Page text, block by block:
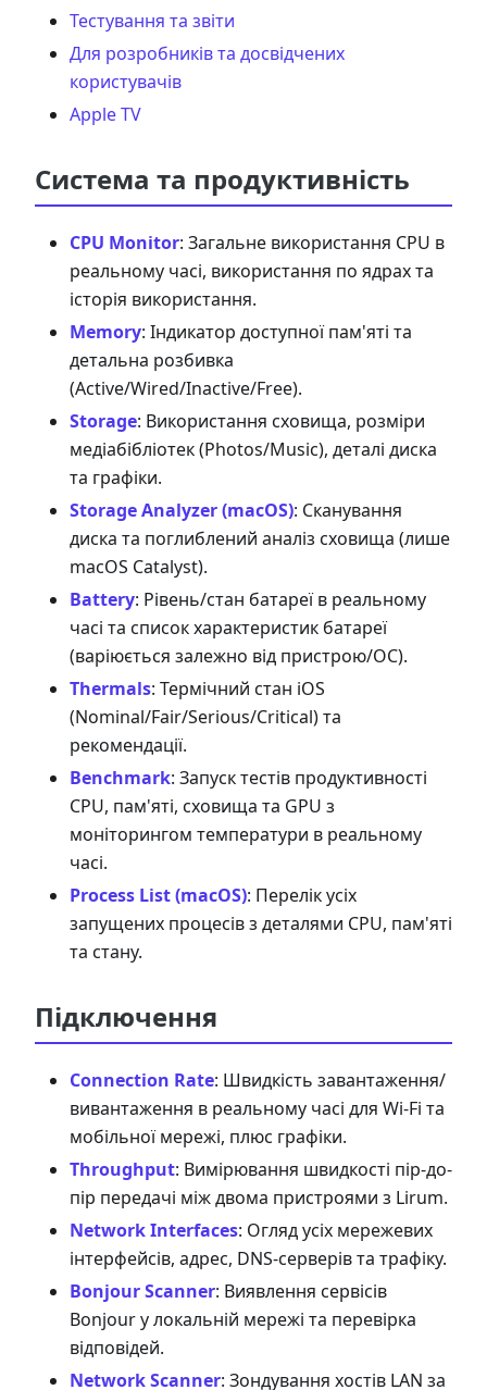
Тестування та звіти
Для розробників та досвідчених
користувачів
Apple TV
Система та продуктивність
CPU Monitor: Загальне використання CPU в
реальному часі, використання по ядрах та
історія використання.
Memory: Індикатор доступної пам'яті та
детальна розбивка
(Active/Wired/Inactive/Free).
Storage: Використання сховища, розміри
медіабібліотек (Photos/Music), деталі диска
та графіки.
Storage Analyzer (macOS): Сканування
диска та поглиблений аналіз сховища (лише
macOS Catalyst).
Battery: Рівень/стан батареї в реальному
часі та список характеристик батареї
(варіюється залежно від пристрою/ОС).
Thermals: Термічний стан iOS
(Nominal/Fair/Serious/Critical) та
рекомендації.
Benchmark: Запуск тестів продуктивності
CPU, пам'яті, сховища та GPU з
моніторингом температури в реальному
часі.
Process List (macOS): Перелік усіх
запущених процесів з деталями CPU, пам'яті
та стану.
Підключення
Connection Rate: Швидкість завантаження/
вивантаження в реальному часі для Wi-Fi та
мобільної мережі, плюс графіки.
Throughput: Вимірювання швидкості пір-до-
пір передачі між двома пристроями з Lirum.
Network Interfaces: Огляд усіх мережевих
інтерфейсів, адрес, DNS-серверів та трафіку.
Bonjour Scanner: Виявлення сервісів
Bonjour у локальній мережі та перевірка
відповідей.
Network Scanner: Зондування хостів LAN за